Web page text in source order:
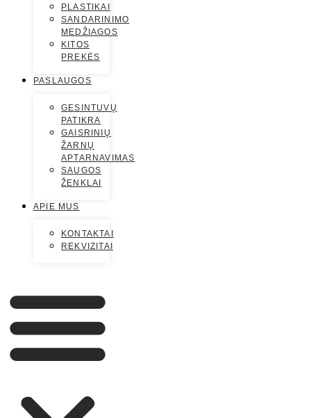
PLASTIKAI
SANDARINIMO
MEDŽIAGOS
KITOS
PREKĖS
PASLAUGOS
GESINTUVŲ
PATIKRA
GAISRINIŲ
ŽARNŲ
APTARNAVIMAS
SAUGOS
ŽENKLAI
APIE MUS
KONTAKTAI
REKVIZITAI